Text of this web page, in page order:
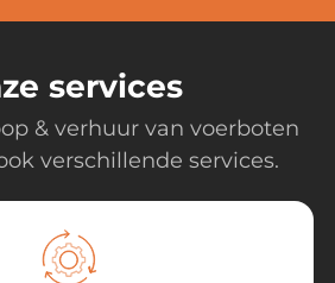
services
& verhuur van voerboten
verschillende services.